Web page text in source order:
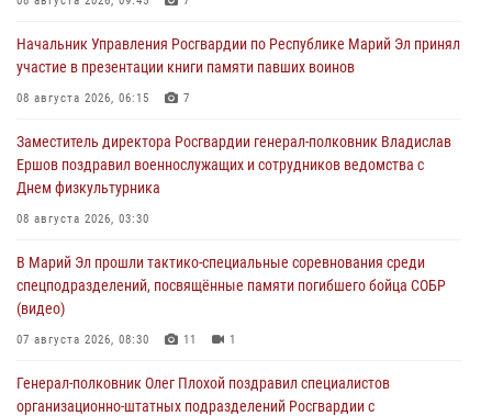
Начальник Управления Росгвардии по Республике Марий Эл принял
участие в презентации книги памяти павших воинов
08 августа 2026, 06:15 7
Заместитель директора Росгвардии генерал-полковник Владислав
Ершов поздравил военнослужащих и сотрудников ведомства с
Днем физкультурника
08 августа 2026, 03:30
В Марий Эл прошли тактико-специальные соревнования среди
спецподразделений, посвящённые памяти погибшего бойца СОБР
(видео)
07 августа 2026, 08:30 11 1
Генерал-полковник Олег Плохой поздравил специалистов
организационно-штатных подразделений Росгвардии с